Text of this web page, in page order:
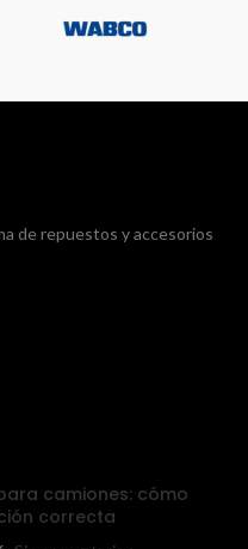
de repuestos y accesorios
camiones: cómo
correcta